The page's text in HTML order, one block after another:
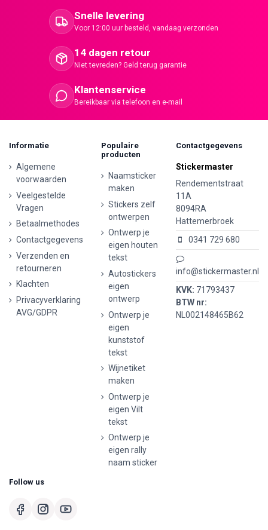
Snelle levering
Voor 12:00 uur besteld, vandaag verzonden
14 dagen retour
Niet tevreden? Geld terug garantie
Klantenservice
Bereikbaar via telefoon en e-mail
Informatie
Algemene
voorwaarden
Veelgestelde
Vragen
Betaalmethodes
Contactgegevens
Verzenden en
retourneren
Klachten
Privacyverklaring
AVG/GDPR
Populaire
producten
Naamsticker
maken
Stickers zelf
ontwerpen
Ontwerp je
eigen houten
tekst
Autostickers
eigen
ontwerp
Ontwerp je
eigen
kunststof
tekst
Wijnetiket
maken
Ontwerp je
eigen Vilt
tekst
Ontwerp je
eigen rally
naam sticker
Contactgegevens
Stickermaster
Rendementstraat
11A
8094RA
Hattemerbroek
0341 729 680
info@stickermaster.nl
KVK: 71793437
BTW nr:
NL002148465B62
Follow us